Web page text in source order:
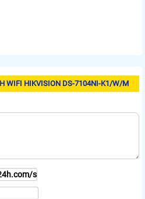
WIFI HIKVISION DS-7104NI-K1/W/M